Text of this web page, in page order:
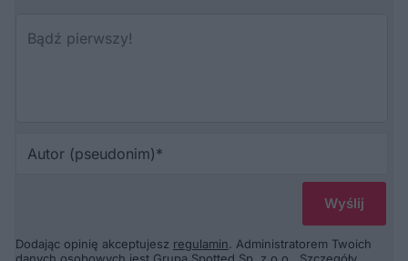
Dodając opinię akceptujesz regulamin. Administratorem Twoich
danych osobowych jest Grupa Spotted Sp. z o.o.. Szczegóły